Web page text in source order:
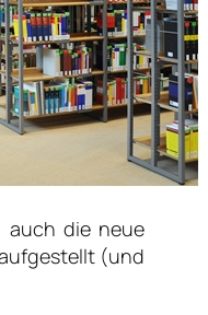
auch die neue
(und